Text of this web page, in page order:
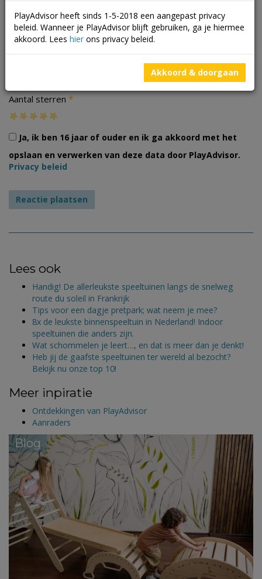
Aantal sterren *
Ja, ik ben 16 jaar of ouder en ik ga akkoord met het
opslaan en verwerken van deze data door PlayAdvisor.
Privacy beleid
Lees ook
Handig! De allerleukste speeltuinen langs de snelweg
route du soleil in Frankrijk
Tips voor een dagje pretpark; wat neem je mee?
8x de leukste binnenspeeltuin in Nederland! Indoor
speeltuinen die anders zijn.
Wat schommelen je leert…, en dat is meer dan je denkt!
Heb jij de gaafste speeltuinen ter wereld al bezocht?
Bekijk nu onze top 10!
Meer inpiratie
Ontdekkingen van PlayAdvisor
Aanraders
Blog
PlayAdvisor heeft sinds 1-5-2018 een aangepast privacy
beleid. Wanneer je PlayAdvisor blijft gebruiken, ga je hiermee
akkoord. Lees hier ons privacy beleid.
Akkoord & doorgaan